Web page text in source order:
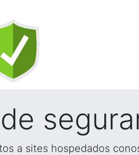
a sites hospedados